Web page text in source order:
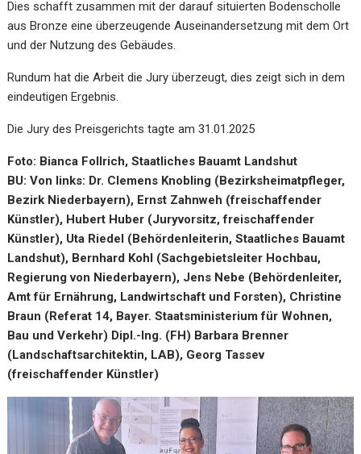
Dies schafft zusammen mit der darauf situierten Bodenscholle
aus Bronze eine überzeugende Auseinandersetzung mit dem Ort
und der Nutzung des Gebäudes.
Rundum hat die Arbeit die Jury überzeugt, dies zeigt sich in dem
eindeutigen Ergebnis.
Die Jury des Preisgerichts tagte am 31.01.2025
Foto: Bianca Follrich, Staatliches Bauamt Landshut
BU: Von links: Dr. Clemens Knobling (Bezirksheimatpfleger,
Bezirk Niederbayern), Ernst Zahnweh (freischaffender
Künstler), Hubert Huber (Juryvorsitz, freischaffender
Künstler), Uta Riedel (Behördenleiterin, Staatliches Bauamt
Landshut), Bernhard Kohl (Sachgebietsleiter Hochbau,
Regierung von Niederbayern), Jens Nebe (Behördenleiter,
Amt für Ernährung, Landwirtschaft und Forsten), Christine
Braun (Referat 14, Bayer. Staatsministerium für Wohnen,
Bau und Verkehr) Dipl.-Ing. (FH) Barbara Brenner
(Landschaftsarchitektin, LAB), Georg Tassev
(freischaffender Künstler)